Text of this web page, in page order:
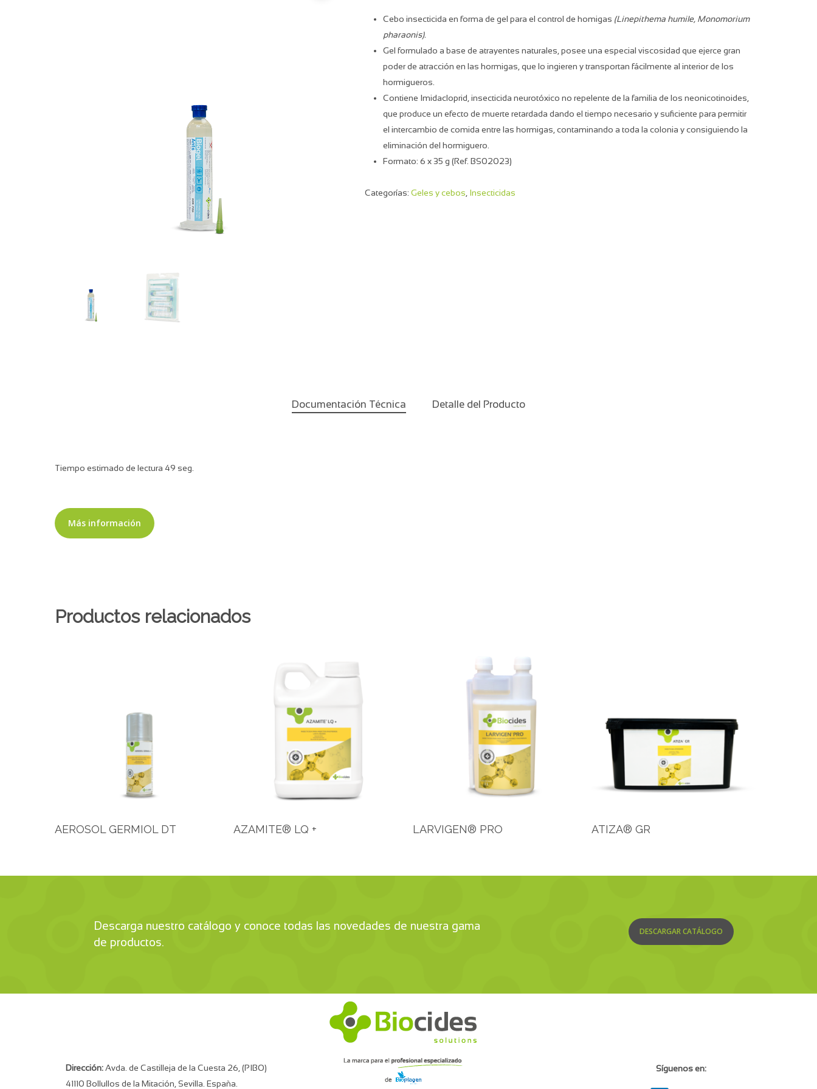
Cebo insecticida en forma de gel para el control de homigas (Linepithema humile, Monomorium
pharaonis).
Gel formulado a base de atrayentes naturales, posee una especial viscosidad que ejerce gran
poder de atracción en las hormigas, que lo ingieren y transportan fácilmente al interior de los
hormigueros.
Contiene Imidacloprid, insecticida neurotóxico no repelente de la familia de los neonicotinoides,
que produce un efecto de muerte retardada dando el tiempo necesario y suﬁciente para permitir
el intercambio de comida entre las hormigas, contaminando a toda la colonia y consiguiendo la
eliminación del hormiguero.
Formato: 6 x 35 g (Ref. BS02023)
Categorías: Geles y cebos Insecticidas
Documentación Técnica Detalle del Producto
Tiempo estimado de lectura 49 seg.
Más información
Productos relacionados
AEROSOL GERMIOL DT AZAMITE® LQ + LARVIGEN® PRO ATIZA® GR
Descarga nuestro catálogo y conoce todas las novedades de nuestra gama
de productos.
DESCARGAR CATÁLOGO
Dirección:Avda. de Castilleja de la Cuesta 26, (PIBO)
41110 Bollullos de la Mitación, Sevilla. España.
Síguenos en: